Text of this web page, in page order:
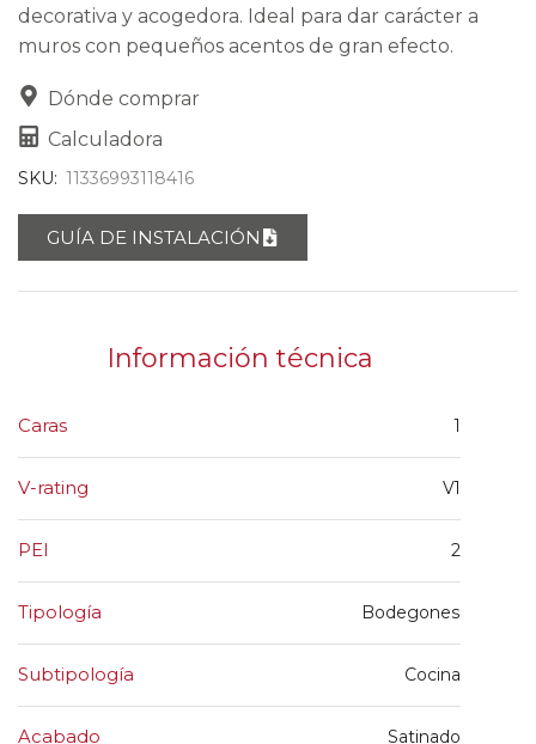
decorativa y acogedora. Ideal para dar carácter a
muros con pequeños acentos de gran efecto.
Dónde comprar
Calculadora
SKU: 11336993118416
GUÍA DE INSTALACIÓN
Información técnica
Caras 1
V-rating V1
PEI 2
Tipología Bodegones
Subtipología Cocina
Acabado Satinado